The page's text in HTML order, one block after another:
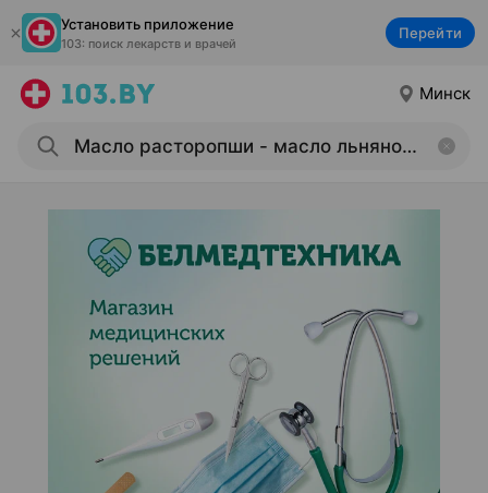
Установить приложение
103: поиск лекарств и врачей
Перейти
Минск